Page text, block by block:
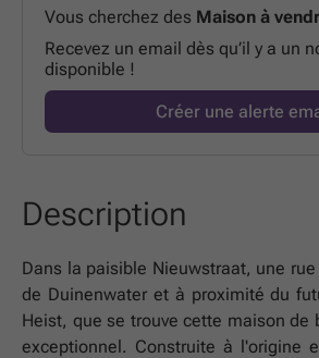
Vous cherchez des Maison à
Recevez un email dès qu’il y a un
disponible !
Créer une alerte
Description
Dans la paisible Nieuwstraat, une
de Duinenwater et à proximité du
Heist, que se trouve cette maison de
exceptionnel. Construite à l'origine